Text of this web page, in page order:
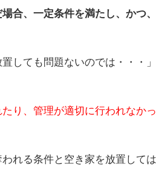
合、一定条件を満たし、かつ
しても問題ないのでは・・・
り、管理が適切に行われなか
れる条件と空き家を放置して